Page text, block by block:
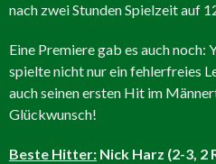
nach zwei Stunden Spielzeit auf
Eine Premiere gab es auch noch:
spielte nicht nur ein fehlerfreies
auch seinen ersten Hit im
Glückwunsch!
Beste Hitter: Nick Harz (2-3, 2